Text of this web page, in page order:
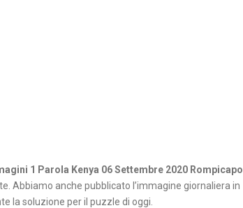
1 Parola Kenya 06 Settembre 2020 Rompicapo
Abbiamo anche pubblicato l’immagine giornaliera in
la soluzione per il puzzle di oggi.